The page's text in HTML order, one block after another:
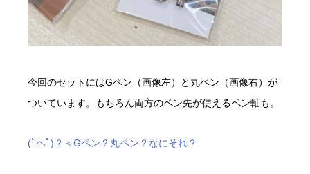
今回のセットにはGペン（画像左）と丸ペン（画像右）が
ついています。もちろん両方のペン先が使えるペン軸も。
(ﾟヘﾟ)？＜Gペン？丸ペン？なにそれ？